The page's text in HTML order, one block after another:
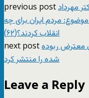
previous postمهرداد
مردم ایران برای چه
انقلاب کردند؟(۶۲)
next postمعترض ربوده
شده را منتشر کرد
Leave a Reply